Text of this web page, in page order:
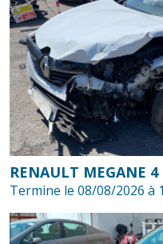
RENAULT MEGANE
Termine le 08/08/2026 à